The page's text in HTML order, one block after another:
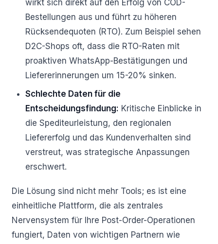
wirkt sich direkt auf den Erfolg von COD-
Bestellungen aus und führt zu höheren
Rücksendequoten (RTO). Zum Beispiel sehen
D2C-Shops oft, dass die RTO-Raten mit
proaktiven WhatsApp-Bestätigungen und
Liefererinnerungen um 15-20% sinken.
Schlechte Daten für die
Entscheidungsfindung: Kritische Einblicke in
die Spediteurleistung, den regionalen
Liefererfolg und das Kundenverhalten sind
verstreut, was strategische Anpassungen
erschwert.
Die Lösung sind nicht mehr Tools; es ist eine
einheitliche Plattform, die als zentrales
Nervensystem für Ihre Post-Order-Operationen
fungiert, Daten von wichtigen Partnern wie